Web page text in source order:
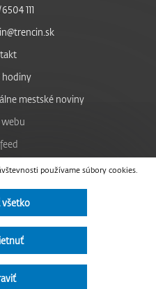
používame súbory cookies.
všetko
111
hodiny
mestské noviny
cookies
prístupnosti